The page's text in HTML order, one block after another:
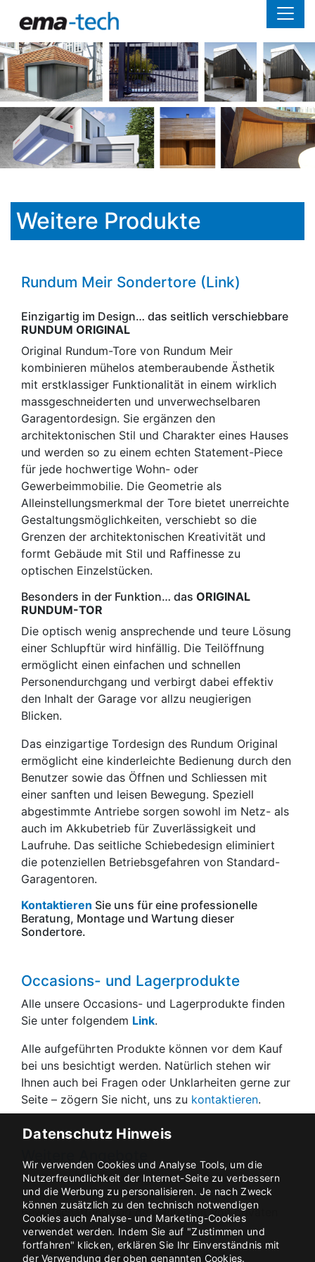
Weitere Produkte
Rundum Meir Sondertore (Link)
Einzigartig im Design… das seitlich verschiebbare
RUNDUM ORIGINAL
Original Rundum-Tore von Rundum Meir
kombinieren mühelos atemberaubende Ästhetik
mit erstklassiger Funktionalität in einem wirklich
massgeschneiderten und unverwechselbaren
Garagentordesign. Sie ergänzen den
architektonischen Stil und Charakter eines Hauses
und werden so zu einem echten Statement-Piece
für jede hochwertige Wohn- oder
Gewerbeimmobilie. Die Geometrie als
Alleinstellungsmerkmal der Tore bietet unerreichte
Gestaltungsmöglichkeiten, verschiebt so die
Grenzen der architektonischen Kreativität und
formt Gebäude mit Stil und Raffinesse zu
optischen Einzelstücken.
Besonders in der Funktion… das ORIGINAL
RUNDUM-TOR
Die optisch wenig ansprechende und teure Lösung
einer Schlupftür wird hinfällig. Die Teilöffnung
ermöglicht einen einfachen und schnellen
Personendurchgang und verbirgt dabei effektiv
den Inhalt der Garage vor allzu neugierigen
Blicken.
Das einzigartige Tordesign des Rundum Original
ermöglicht eine kinderleichte Bedienung durch den
Benutzer sowie das Öffnen und Schliessen mit
einer sanften und leisen Bewegung. Speziell
abgestimmte Antriebe sorgen sowohl im Netz- als
auch im Akkubetrieb für Zuverlässigkeit und
Laufruhe. Das seitliche Schiebedesign eliminiert
die potenziellen Betriebsgefahren von Standard-
Garagentoren.
Kontaktieren Sie uns für eine professionelle
Beratung, Montage und Wartung dieser
Sondertore.
Occasions- und Lagerprodukte
Alle unsere Occasions- und Lagerprodukte finden
Sie unter folgendem Link.
Alle aufgeführten Produkte können vor dem Kauf
bei uns besichtigt werden. Natürlich stehen wir
Ihnen auch bei Fragen oder Unklarheiten gerne zur
Seite – zögern Sie nicht, uns zu kontaktieren.
Sie finden bei uns eine grosse Auswahl an
Produkten und Dienstleistungen rund um die
Bewirtschaftung und den Unterhalt von privaten
und gewerblichen Liegenschaften.
Ernst Schweizer Briefkästen (Link)
Datenschutz Hinweis
Wir verwenden Cookies und Analyse Tools, um die
Nutzerfreundlichkeit der Internet-Seite zu verbessern
und die Werbung zu personalisieren. Je nach Zweck
können zusätzlich zu den technisch notwendigen
Cookies auch Analyse- und Marketing-Cookies
verwendet werden. Indem Sie auf "Zustimmen und
fortfahren" klicken, erklären Sie Ihr Einverständnis mit
der Verwendung der oben genannten Cookies.